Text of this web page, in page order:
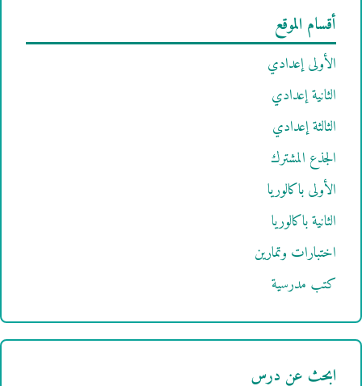
أقسام الموقع
الأولى إعدادي
الثانية إعدادي
الثالثة إعدادي
الجذع المشترك
الأولى باكالوريا
الثانية باكالوريا
اختبارات وتمارين
كتب مدرسية
ابحث عن درس